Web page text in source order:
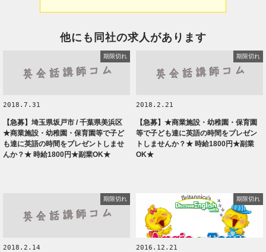
他にも同社の求人があります
期限切れ
2018.7.31
【急募】埼玉県坂戸市 / 千葉県美浜区
★商業施設・幼稚園・保育園等で子ど
も達に英語の時間をプレゼントしませ
んか？★ 時給1800円★副業OK★
期限切れ
2018.2.21
【急募】★商業施設・幼稚園・保育園
等で子ども達に英語の時間をプレゼン
トしませんか？★ 時給1800円★副業
OK★
期限切れ
2018.2.14
期限切れ
2016.12.21